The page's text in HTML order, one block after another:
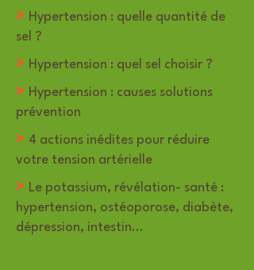
> Hypertension : quelle quantité de
sel ?
> Hypertension : quel sel choisir ?
> Hypertension : causes solutions
prévention
> 4 actions inédites pour réduire
votre tension artérielle
> Le potassium, révélation- santé :
hypertension, ostéoporose, diabète,
dépression, intestin...